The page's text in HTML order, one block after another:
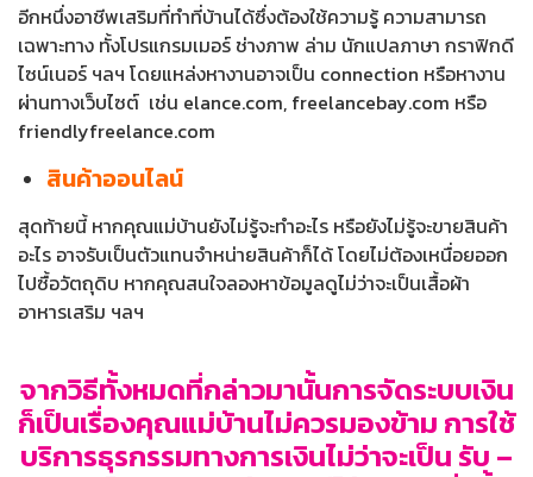
อีกหนึ่งอาชีพเสริมที่ทำที่บ้านได้ซึ่งต้องใช้ความรู้ ความสามารถ
เฉพาะทาง ทั้งโปรแกรมเมอร์ ช่างภาพ ล่าม นักแปลภาษา กราฟิกดี
ไซน์เนอร์ ฯลฯ โดยแหล่งหางานอาจเป็น connection หรือหางาน
ผ่านทางเว็บไซต์ เช่น elance.com, freelancebay.com หรือ
friendlyfreelance.com
สินค้าออนไลน์
สุดท้ายนี้ หากคุณแม่บ้านยังไม่รู้จะทำอะไร หรือยังไม่รู้จะขายสินค้า
อะไร อาจรับเป็นตัวแทนจำหน่ายสินค้าก็ได้ โดยไม่ต้องเหนื่อยออก
ไปซื้อวัตถุดิบ หากคุณสนใจลองหาข้อมูลดูไม่ว่าจะเป็นเสื้อผ้า
อาหารเสริม ฯลฯ
จากวิธีทั้งหมดที่กล่าวมานั้นการจัดระบบเงิน
ก็เป็นเรื่องคุณแม่บ้านไม่ควรมองข้าม การใช้
บริการธุรกรรมทางการเงินไม่ว่าจะเป็น รับ –